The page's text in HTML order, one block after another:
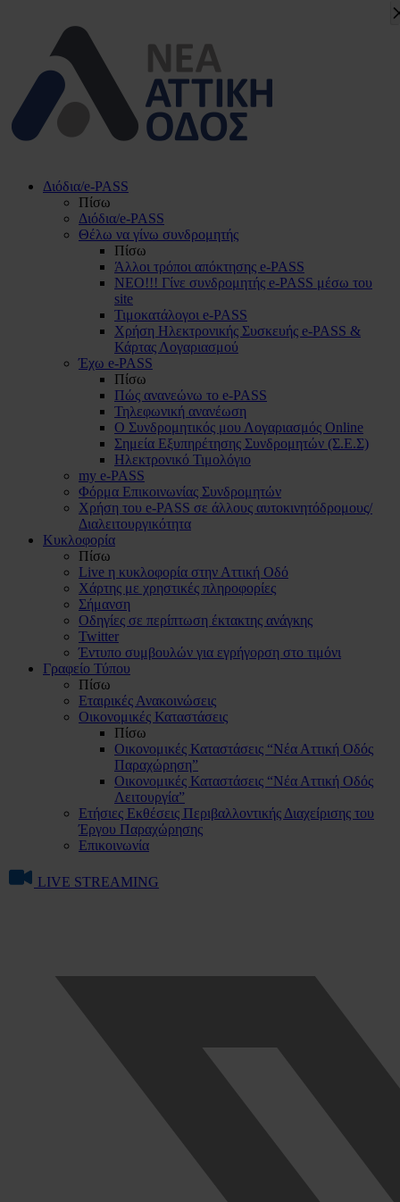
Διόδια/e-PASS
Πίσω
Διόδια/e-PASS
Θέλω να γίνω συνδρομητής
Πίσω
Άλλοι τρόποι απόκτησης e-PASS
ΝΕΟ!!! Γίνε συνδρομητής e-PASS μέσω του
site
Τιμοκατάλογοι e-PASS
Χρήση Ηλεκτρονικής Συσκευής e-PASS &
Κάρτας Λογαριασμού
Έχω e-PASS
Πίσω
Πώς ανανεώνω το e-PASS
Τηλεφωνική ανανέωση
Ο Συνδρομητικός μου Λογαριασμός Online
Σημεία Εξυπηρέτησης Συνδρομητών (Σ.Ε.Σ)
Ηλεκτρονικό Τιμολόγιο
my e-PASS
Φόρμα Επικοινωνίας Συνδρομητών
Χρήση του e-PASS σε άλλους αυτοκινητόδρομους/
Διαλειτουργικότητα
Κυκλοφορία
Πίσω
Live η κυκλοφορία στην Αττική Οδό
Χάρτης με χρηστικές πληροφορίες
Σήμανση
Οδηγίες σε περίπτωση έκτακτης ανάγκης
Twitter
Έντυπο συμβουλών για εγρήγορση στο τιμόνι
Γραφείο Τύπου
Πίσω
Εταιρικές Ανακοινώσεις
Οικονομικές Καταστάσεις
Πίσω
Οικονομικές Καταστάσεις “Νέα Αττική Οδός
Παραχώρηση”
Οικονομικές Καταστάσεις “Νέα Αττική Οδός
Λειτουργία”
Ετήσιες Εκθέσεις Περιβαλλοντικής Διαχείρισης του
Έργου Παραχώρησης
Επικοινωνία
LIVE STREAMING